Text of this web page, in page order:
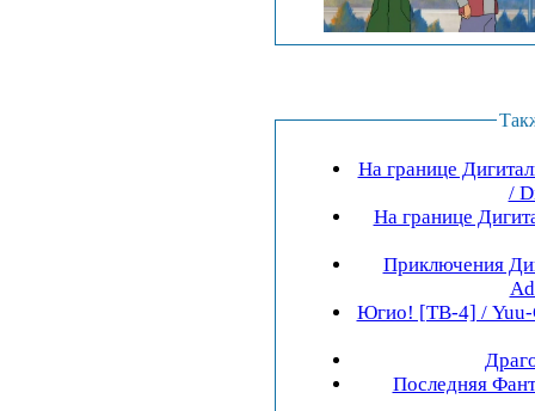
На границе
/
На границе
Приключения
Югио! [ТВ-4] / Yuu-
Последняя